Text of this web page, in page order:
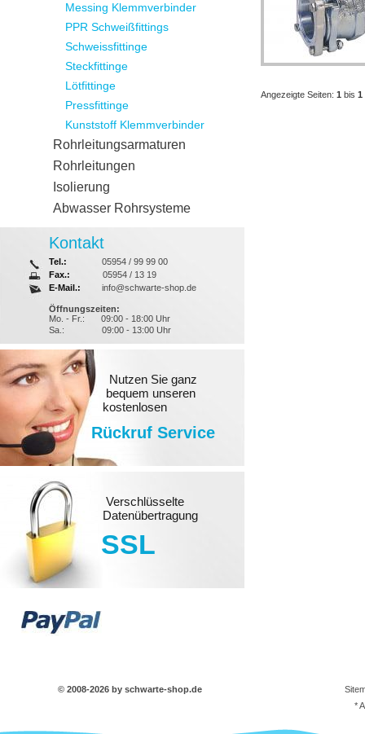
Angezeigte Seiten: 1 bis 1
Messing Klemmverbinder
PPR Schweißfittings
Schweissfittinge
Steckfittinge
Lötfittinge
Pressfittinge
Kunststoff Klemmverbinder
Rohrleitungsarmaturen
Rohrleitungen
Isolierung
Abwasser Rohrsysteme
Kontakt
Tel.:
05954 / 99 99 00
Fax.:
05954 / 13 19
E-Mail.:
info@schwarte-shop.de
Öffnungszeiten:
Mo. - Fr.:
09:00 - 18:00 Uhr
Sa.:
09:00 - 13:00 Uhr
Nutzen Sie ganz
bequem unseren
kostenlosen
Rückruf Service
Verschlüsselte
Datenübertragung
SSL
© 2008-2026 by schwarte-shop.de
*